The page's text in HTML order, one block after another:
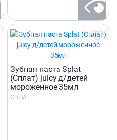
Зубная паста Splat
(Сплат) juicy д/детей
мороженное 35мл
СПЛАТ